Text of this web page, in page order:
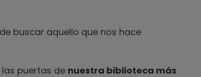
de buscar aquello que nos hace
puertas de nuestra biblioteca más